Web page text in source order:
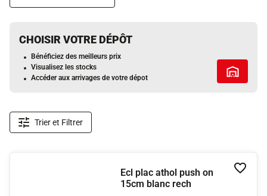
CHOISIR VOTRE DÉPÔT
Bénéficiez des meilleurs prix
Visualisez les stocks
Accéder aux arrivages de votre dépot
Tous les
Trier et Filtrer
Ecl plac athol push on
15cm blanc rech